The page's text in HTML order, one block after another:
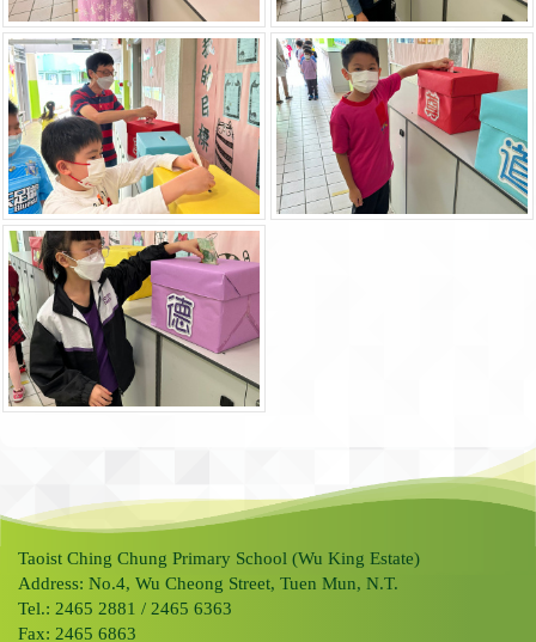
Taoist Ching Chung Primary School (Wu King Estate)
Address: No.4, Wu Cheong Street, Tuen Mun, N.T.
Tel.: 2465 2881 / 2465 6363
Fax: 2465 6863